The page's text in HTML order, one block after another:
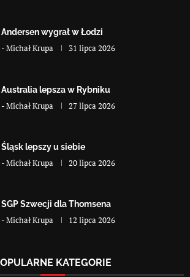
Andersen wygrał w Łodzi
-Michał Krupa 31 lipca 2026
Australia lepsza w Rybniku
-Michał Krupa 27 lipca 2026
Śląsk lepszy u siebie
-Michał Krupa 20 lipca 2026
SGP Szwecji dla Thomsena
-Michał Krupa 12 lipca 2026
KATEGORIE